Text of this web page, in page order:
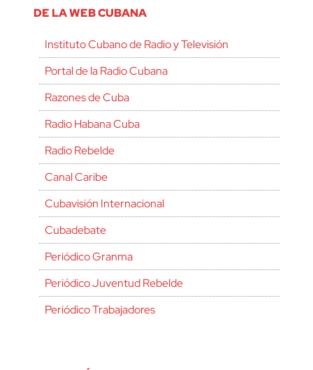
DE LA WEB CUBANA
Instituto Cubano de Radio y Televisión
Portal de la Radio Cubana
Razones de Cuba
Radio Habana Cuba
Radio Rebelde
Canal Caribe
Cubavisión Internacional
Cubadebate
Periódico Granma
Periódico Juventud Rebelde
Periódico Trabajadores